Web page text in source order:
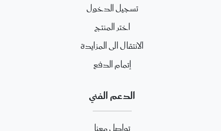
تسجيل الدخول
اختر المنتج
الانتقال الى المزايدة
إتمام الدفع
الدعم الفني